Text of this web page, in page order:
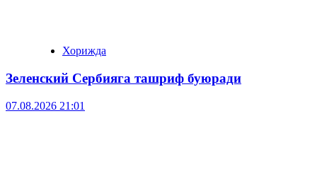
Хорижда
Зеленский Сербияга ташриф буюради
07.08.2026 21:01